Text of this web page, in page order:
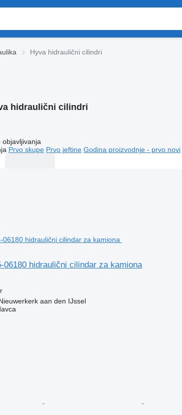
Hyva hidraulični cilindri
hidraulični cilindri
objavljivanja
Prvo skupe Prvo jeftine Godina proizvodnje - prvo novi
06180 hidraulični cilindar za kamiona
aan den IJssel